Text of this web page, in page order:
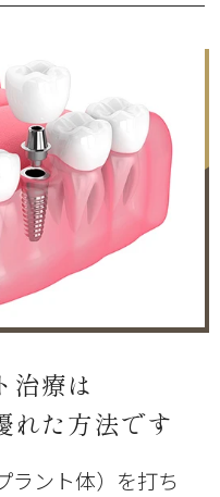
治療は
れた方法です
ラント体）を打ち